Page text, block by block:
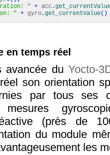
" + acc .
" + gyro .get_currentValue( )
en temps réel
avancée du Yocto-
son orientation
par tous ses
(près de
du module
les